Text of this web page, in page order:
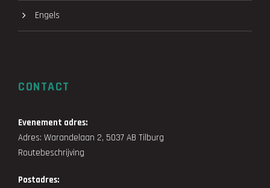
Engels
CONTACT
Evenement adres:
Adres: Warandelaan 2, 5037 AB Tilburg
Routebeschrijving
Postadres: